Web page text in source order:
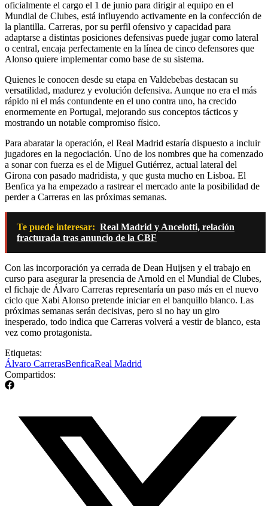
oficialmente el cargo el 1 de junio para dirigir al equipo en el
Mundial de Clubes, está influyendo activamente en la confección de
la plantilla. Carreras, por su perfil ofensivo y capacidad para
adaptarse a distintas posiciones defensivas puede jugar como lateral
o central, encaja perfectamente en la línea de cinco defensores que
Alonso quiere implementar como base de su sistema.
Quienes le conocen desde su etapa en Valdebebas destacan su
versatilidad, madurez y evolución defensiva. Aunque no era el más
rápido ni el más contundente en el uno contra uno, ha crecido
enormemente en Portugal, mejorando sus conceptos tácticos y
mostrando un notable compromiso físico.
Para abaratar la operación, el Real Madrid estaría dispuesto a incluir
jugadores en la negociación. Uno de los nombres que ha comenzado
a sonar con fuerza es el de Miguel Gutiérrez, actual lateral del
Girona con pasado madridista, y que gusta mucho en Lisboa. El
Benfica ya ha empezado a rastrear el mercado ante la posibilidad de
perder a Carreras en las próximas semanas.
Te puede interesar: Real Madrid y Ancelotti, relación
fracturada tras anuncio de la CBF
Con las incorporación ya cerrada de Dean Huijsen y el trabajo en
curso para asegurar la presencia de Arnold en el Mundial de Clubes,
el fichaje de Álvaro Carreras representaría un paso más en el nuevo
ciclo que Xabi Alonso pretende iniciar en el banquillo blanco. Las
próximas semanas serán decisivas, pero si no hay un giro
inesperado, todo indica que Carreras volverá a vestir de blanco, esta
vez como protagonista.
Etiquetas:
Álvaro CarrerasBenficaReal Madrid
Compartidos: